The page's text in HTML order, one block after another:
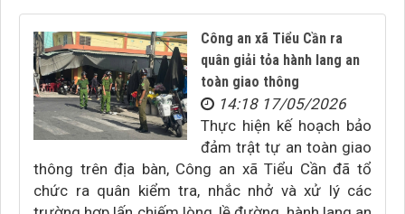
Công an xã Tiểu Cần ra
quân giải tỏa hành lang an
toàn giao thông
14:18 17/05/2026
Thực hiện kế hoạch bảo
đảm trật tự an toàn giao
thông trên địa bàn, Công an xã Tiểu Cần đã tổ
chức ra quân kiểm tra, nhắc nhở và xử lý các